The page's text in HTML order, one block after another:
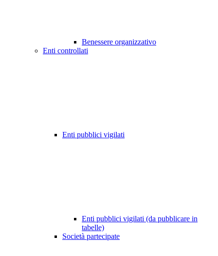
Benessere organizzativo
Enti controllati
Enti pubblici vigilati
Enti pubblici vigilati (da pubblicare in
tabelle)
Società partecipate